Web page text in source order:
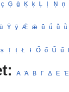
ç Ģ ģ Ķ ķ Ļ ļ Ņ ņ
ū Ȳ ȳ Ǣ ǣ ǖ ǘ ǚ ǜ
ṣ Ṭ ṭ Ł ł Ő ő Ű ű
Α Ά Β Γ Δ Ε Έ